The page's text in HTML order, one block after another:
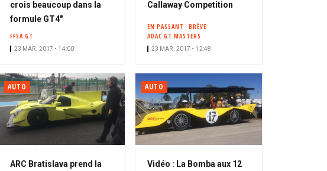
crois beaucoup dans la
formule GT4"
FFSA GT
23 MAR. 2017 • 14:00
Callaway Competition
EN PASSANT
BRÈVE
ADAC GT MASTERS
23 MAR. 2017 • 12:48
AUTO
ARC Bratislava prend la
AUTO
Vidéo : La Bomba aux 12